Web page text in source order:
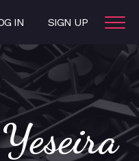
IN SIGN UP